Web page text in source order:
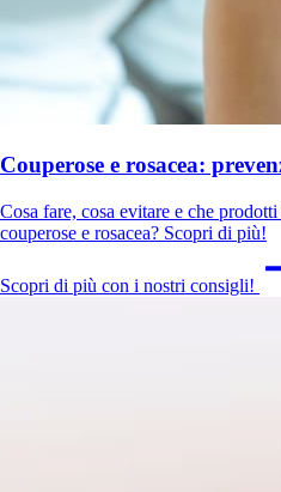
Couperose e rosacea:
Cosa fare, cosa evitare e che
couperose e rosacea? Scopri di più!
Scopri di più con i nostri consigli!